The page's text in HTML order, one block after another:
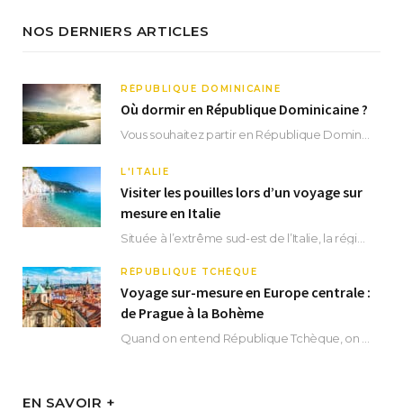
NOS DERNIERS ARTICLES
RÉPUBLIQUE DOMINICAINE
Où dormir en République Dominicaine ?
L'ITALIE
Visiter les pouilles lors d’un voyage sur
mesure en Italie
RÉPUBLIQUE TCHÈQUE
Voyage sur-mesure en Europe centrale :
de Prague à la Bohème
EN SAVOIR +